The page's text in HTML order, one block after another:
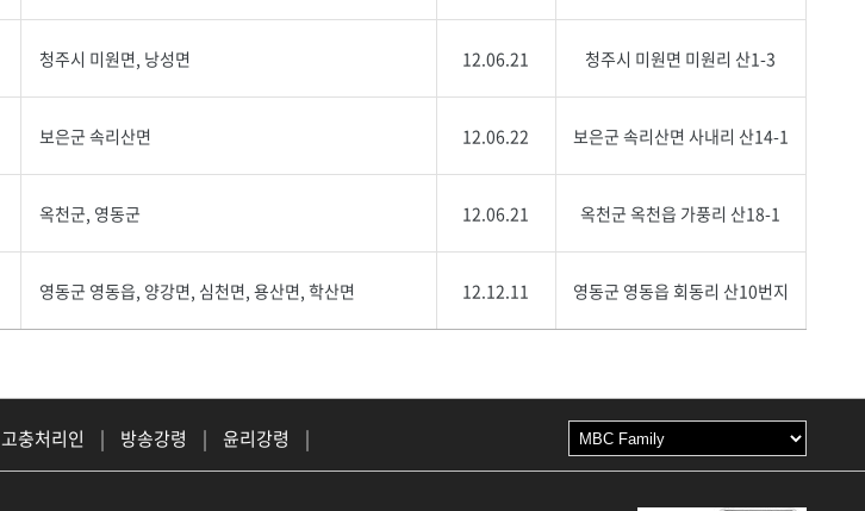
청주시 미원면, 낭성면 12.06.21 청주시 미원면 미원리 산1-3
보은군 속리산면 12.06.22 보은군 속리산면 사내리 산14-1
옥천군, 영동군 12.06.21 옥천군 옥천읍 가풍리 산18-1
영동군 영동읍, 양강면, 심천면, 용산면, 학산면 12.12.11 영동군 영동읍 회동리 산10번지
고충처리인 | 방송강령 | 윤리강령
|